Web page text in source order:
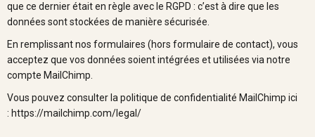
que ce dernier était en règle avec le RGPD : c’est à dire que les
données sont stockées de manière sécurisée.
En remplissant nos formulaires (hors formulaire de contact), vous
acceptez que vos données soient intégrées et utilisées via notre
compte MailChimp.
Vous pouvez consulter la politique de confidentialité MailChimp ici
: https://mailchimp.com/legal/